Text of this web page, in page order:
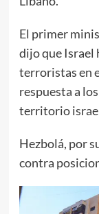
El primer
dijo que Israel
terroristas en
respuesta a
territorio
Hezbolá, por
contra